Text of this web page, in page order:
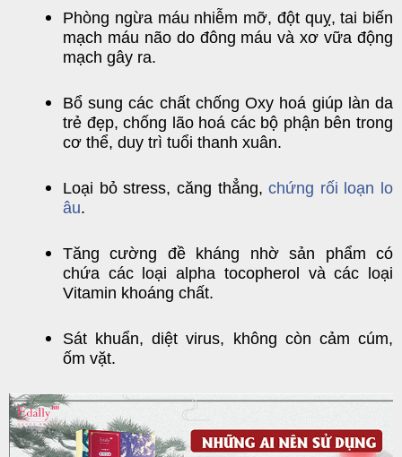
Phòng ngừa máu nhiễm mỡ, đột quỵ,tai biến
mạch máu nãodo đông máu vàxơ vữa động
mạch gây ra.
Bổ sung các chất chống Oxy hoá giúp làn da
trẻ đẹp, chống lão hoá các bộ phận bên trong
cơ thể, duy trì tuổi thanh xuân.
Loại bỏ stress, căng thẳng,chứng rối loạn lo
âu.
Tăng cường đề kháng nhờ sản phẩm có
chứa các loại alpha tocopherol và các loại
Vitamin khoáng chất.
Sát khuẩn, diệt virus, không còn cảm cúm,
ốm vặt.